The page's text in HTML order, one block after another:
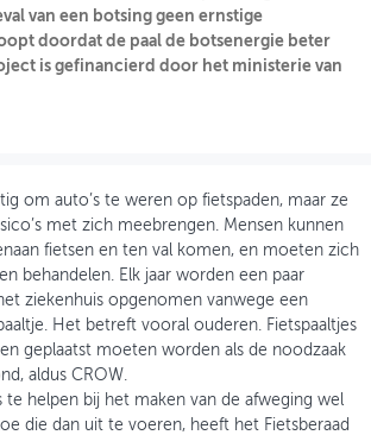
van een botsing geen ernstige
doordat de paal de botsenergie beter
is gefinancierd door het ministerie van
om auto’s te weren op fietspaden, maar ze
met zich meebrengen. Mensen kunnen
fietsen en ten val komen, en moeten zich
behandelen. Elk jaar worden een paar
ziekenhuis opgenomen vanwege een
Het betreft vooral ouderen. Fietspaaltjes
geplaatst moeten worden als de noodzaak
aldus CROW.
helpen bij het maken van de afweging wel
die dan uit te voeren, heeft het Fietsberaad